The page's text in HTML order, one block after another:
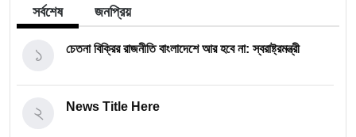
সর্বশেষ জনপ্রিয়
চেতনা বিক্রির রাজনীতি বাংলাদেশে আর হবে না: স্বরাষ্ট্রমন্ত্রী
১
News Title Here
২